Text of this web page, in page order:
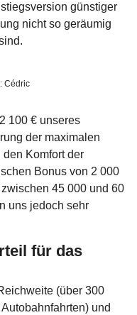
günstiger
nicht so geräumig
Cédric
100 € unseres
der maximalen
Komfort der
Bonus von 2 000
45 000 und 60
uns jedoch sehr
für das
(über 300
und